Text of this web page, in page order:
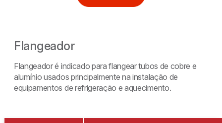
Flangeador
Flangeador é indicado para flangear tubos de cobre e
alumínio usados principalmente na instalação de
equipamentos de refrigeração e aquecimento.